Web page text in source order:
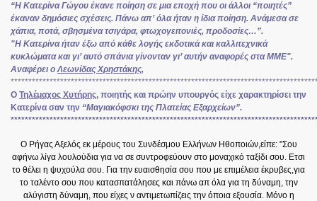
“Η Κατερίνα Γώγου έκανε ποίηση σε μια εποχή που οι άλλοι “ποιητές”
έκαναν δημόσιες σχέσεις. Πάνω απ’ όλα ήταν η ίδια ποίηση. Ανάμεσα σε
χάπια, ποτά, σβησμένα τσιγάρα, φτωχογειτονιές, προδοσίες…”.
"Η Κατερίνα ήταν έξω από κάθε λογής εκδοτικά και καλλιτεχνικά
κυκλώματα και γι’ αυτό σπάνια γίνονταν γι’ αυτήν αναφορές στα ΜΜΕ".
Αναφέρει οΛεωνίδας Χρηστάκης,
Ο Τηλέμαχος Χυτήρης, ποιητής και πρώην υπουργός είχε χαρακτηρίσει την
Κατερίνα σαν την “Μαγιακόφσκι της Πλατείας Εξαρχείων”.
Ο Ρήγας Αξελός εκ μέρους του Συνδέσμου Ελλήνων Ηθοποιών,είπε: "Σου
αφήνω λίγα λουλούδια για να σε συντροφεύουν στο μοναχικό ταξίδι σου. Ετσι
το θέλει η ψυχούλα σου. Για την ευαισθησία σου που με επιμέλεια έκρυβες,για
το ταλέντο σου που κατασπατάλησες και πάνω απ όλα για τη δύναμη, την
αλύγιστη δύναμη, που είχες ν αντιμετωπίζεις την όποια εξουσία. Μόνο η